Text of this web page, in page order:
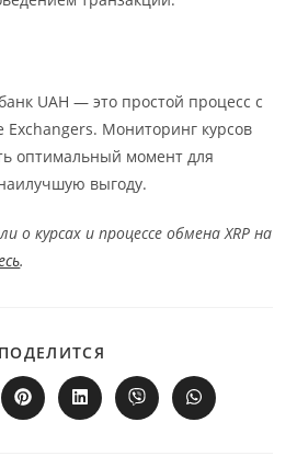
UAH — это простой процесс с
Exchangers. Мониторинг курсов
оптимальный момент для
выгоду.
о курсах и процессе обмена XRP на
.
ПОДЕЛИТСЯ
ЭТИМ
КОНТЕНТОМ
Открывается
в
Открывается
в
Открывается
в
Открывается
в